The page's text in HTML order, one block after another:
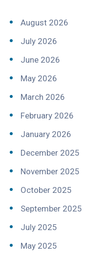
August 2026
July 2026
June 2026
May 2026
March 2026
February 2026
January 2026
December 2025
November 2025
October 2025
September 2025
July 2025
May 2025